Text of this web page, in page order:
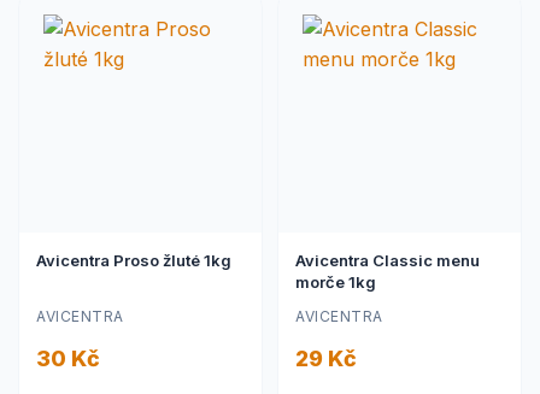
Avicentra Proso žluté 1kg
AVICENTRA
30 Kč
Avicentra Classic menu
morče 1kg
AVICENTRA
29 Kč